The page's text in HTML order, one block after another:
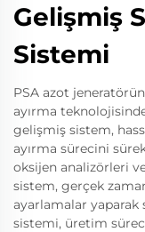
Gelişmiş
Sistemi
PSA azot
ayırma
gelişmiş sistem,
ayırma sürecini
oksijen analizörleri
sistem, gerçek
ayarlamalar
sistemi, üretim